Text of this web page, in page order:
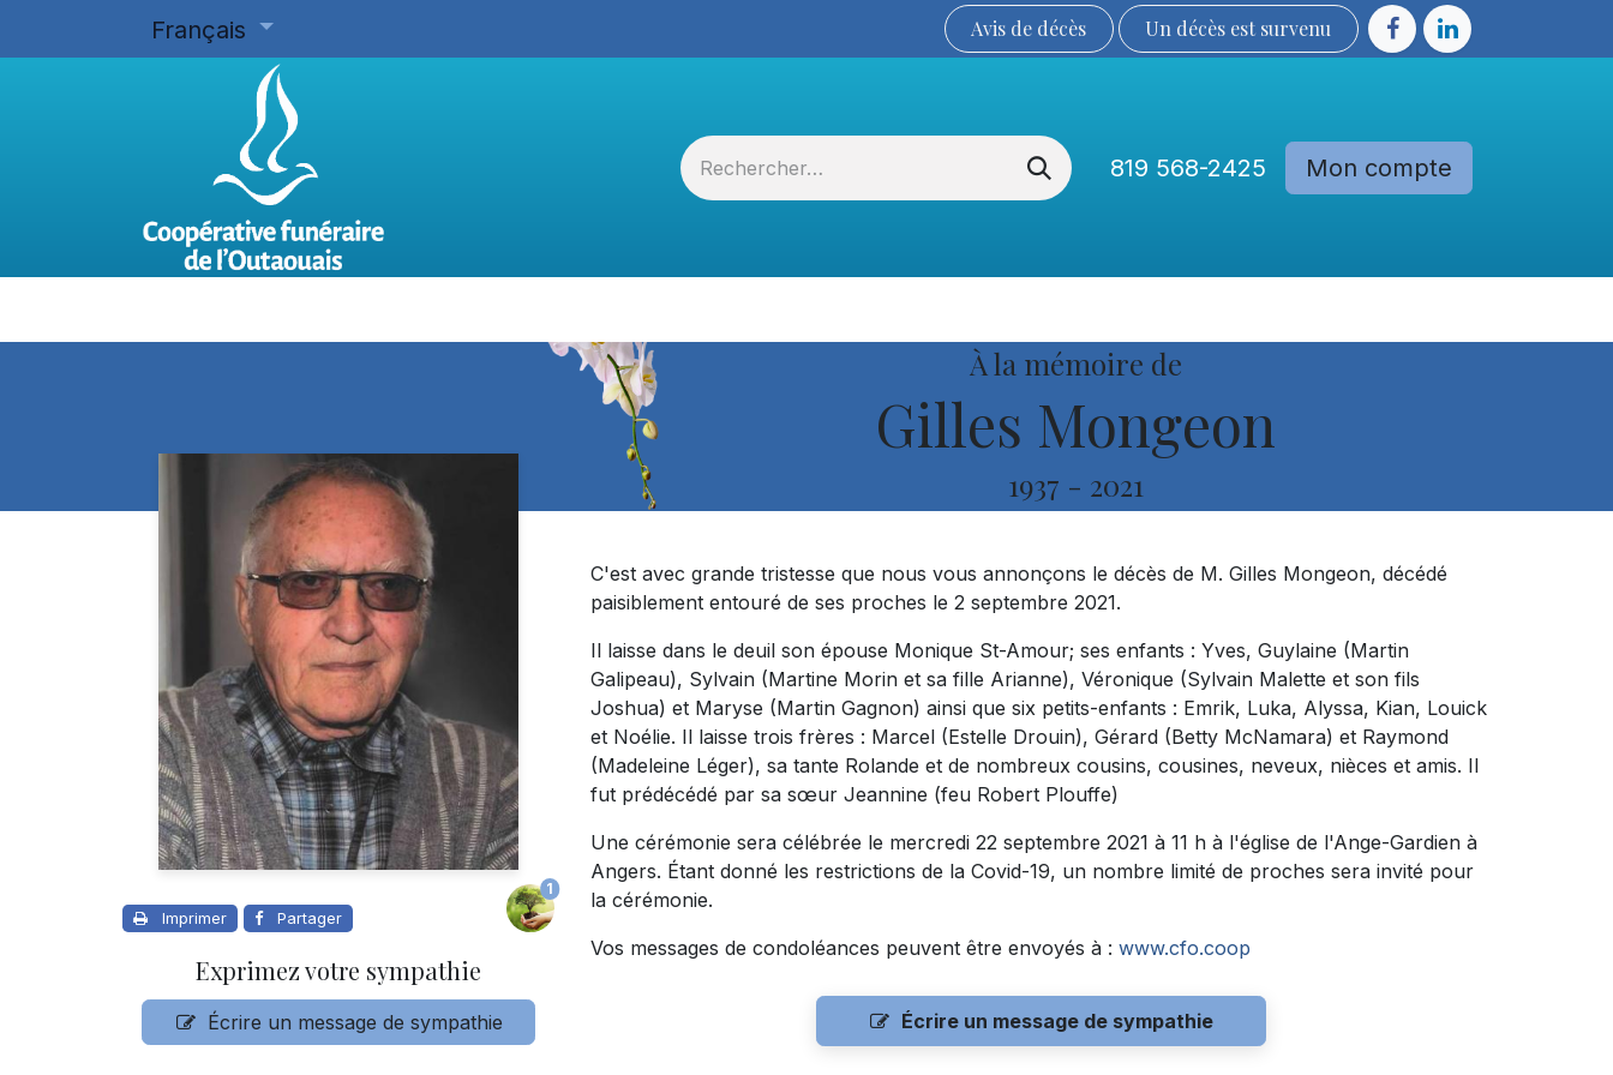
Français Avis de décès Un décès est sur​​​​​​​​ve​nu​​​​​​​​​​
819 568-2425 Mon compte
À la mémoire de
Gilles Mongeon
1937 - 2021
Imprimer Partager
1
Exprimez votre sympathie
Écrire un message de sympathie
C'est avec grande tristesse que nous vous annonçons le décès de M. Gilles Mongeon, décédé
paisiblement entouré de ses proches le 2 septembre 2021.
Il laisse dans le deuil son épouse Monique St-Amour; ses enfants : Yves, Guylaine (Martin
Galipeau), Sylvain (Martine Morin et sa fille Arianne), Véronique (Sylvain Malette et son fils
Joshua) et Maryse (Martin Gagnon) ainsi que six petits-enfants : Emrik, Luka, Alyssa, Kian, Louick
et Noélie. Il laisse trois frères : Marcel (Estelle Drouin), Gérard (Betty McNamara) et Raymond
(Madeleine Léger), sa tante Rolande et de nombreux cousins, cousines, neveux, nièces et amis. Il
fut prédécédé par sa sœur Jeannine (feu Robert Plouffe)
Une cérémonie sera célébrée le mercredi 22 septembre 2021 à 11 h à l'église de l'Ange-Gardien à
Angers. Étant donné les restrictions de la Covid-19, un nombre limité de proches sera invité pour
la cérémonie.
Vos messages de condoléances peuvent être envoyés à : www.cfo.coop
Écrire un message de sympathie